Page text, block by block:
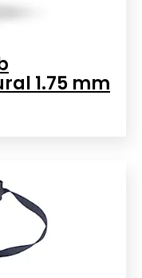
1.75 mm